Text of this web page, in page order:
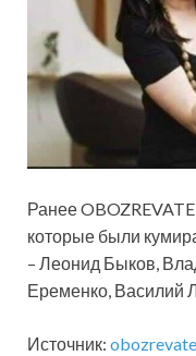
Ранее
которые были
– Леонид Быков,
Еременко, Василий
Источник: